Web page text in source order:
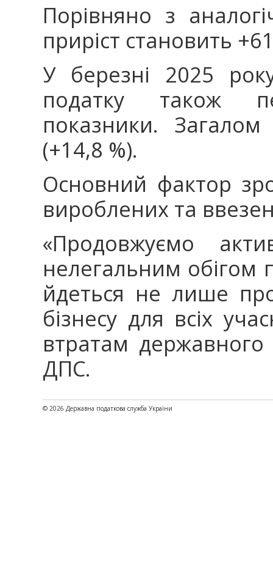
Порівняно з
приріст становить
У березні 2025
податку також
показники.
(+14,8 %).
Основний фактор
вироблених та
«Продовжуємо
нелегальним обігом
йдеться не лише
бізнесу для всіх
втратам
ДПС.
© 2026 Державна податкова служба України